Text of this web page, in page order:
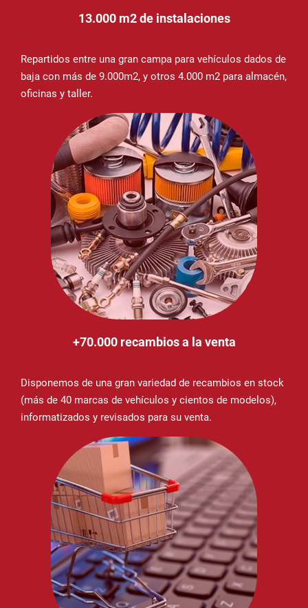
13.000 m2 de instalaciones
Repartidos entre una gran campa para vehículos dados de
baja con más de 9.000m2, y otros 4.000 m2 para almacén,
oficinas y taller.
+70.000 recambios a la venta
Disponemos de una gran variedad de recambios en stock
(más de 40 marcas de vehículos y cientos de modelos),
informatizados y revisados para su venta.